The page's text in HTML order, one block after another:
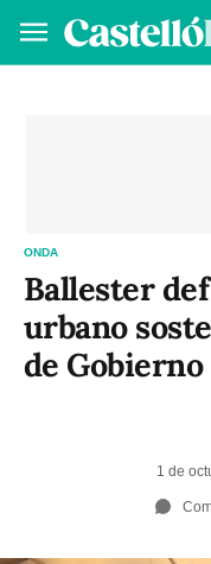
ONDA
Ballester
urbano
de Gobierno
1 de